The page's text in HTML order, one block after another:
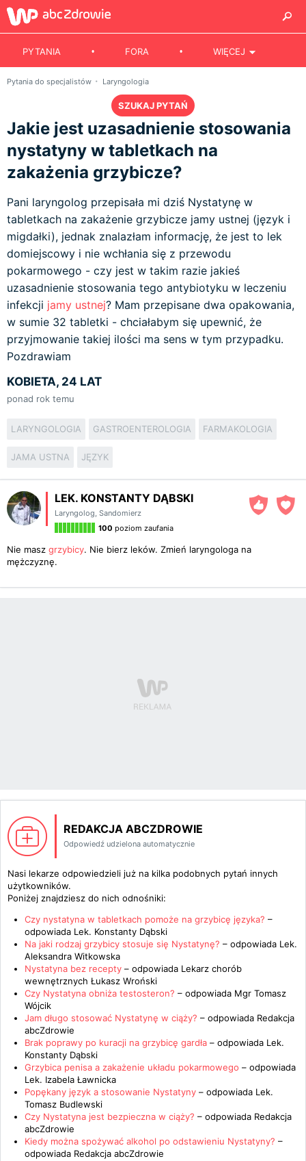
PYTANIA FORA WIĘCEJ
Pytania do specjalistów Laryngologia
SZUKAJ PYTAŃ
Jakie jest uzasadnienie stosowania
nystatyny w tabletkach na
zakażenia grzybicze?
Pani laryngolog przepisała mi dziś Nystatynę w
tabletkach na zakażenie grzybicze jamy ustnej (język i
migdałki), jednak znalazłam informację, że jest to lek
domiejscowy i nie wchłania się z przewodu
pokarmowego - czy jest w takim razie jakieś
uzasadnienie stosowania tego antybiotyku w leczeniu
infekcji jamy ustnej? Mam przepisane dwa opakowania,
w sumie 32 tabletki - chciałabym się upewnić, że
przyjmowanie takiej ilości ma sens w tym przypadku.
Pozdrawiam
KOBIETA, 24 LAT
ponad rok temu
LARYNGOLOGIA GASTROENTEROLOGIA FARMAKOLOGIA
JAMA USTNA JĘZYK
LEK. KONSTANTY DĄBSKI
Laryngolog, Sandomierz
100 poziom zaufania
Nie masz grzybicy. Nie bierz leków. Zmień laryngologa na
mężczyznę.
REDAKCJA ABCZDROWIE
Odpowiedź udzielona automatycznie
Nasi lekarze odpowiedzieli już na kilka podobnych pytań innych
użytkowników.
Poniżej znajdziesz do nich odnośniki:
Czy nystatyna w tabletkach pomoże na grzybicę języka? –
odpowiada Lek. Konstanty Dąbski
Na jaki rodzaj grzybicy stosuje się Nystatynę? – odpowiada Lek.
Aleksandra Witkowska
Nystatyna bez recepty – odpowiada Lekarz chorób
wewnętrznych Łukasz Wroński
Czy Nystatyna obniża testosteron? – odpowiada Mgr Tomasz
Wójcik
Jam długo stosować Nystatynę w ciąży? – odpowiada Redakcja
abcZdrowie
Brak poprawy po kuracji na grzybicę gardła – odpowiada Lek.
Konstanty Dąbski
Grzybica penisa a zakażenie układu pokarmowego – odpowiada
Lek. Izabela Ławnicka
Popękany język a stosowanie Nystatyny – odpowiada Lek.
Tomasz Budlewski
Czy Nystatyna jest bezpieczna w ciąży? – odpowiada Redakcja
abcZdrowie
Kiedy można spożywać alkohol po odstawieniu Nystatyny? –
odpowiada Redakcja abcZdrowie